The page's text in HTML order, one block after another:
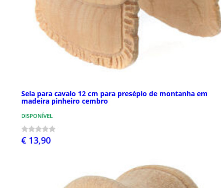
Sela para cavalo 12 cm para presépio de montanha em
madeira pinheiro cembro
DISPONÍVEL
€ 13,90